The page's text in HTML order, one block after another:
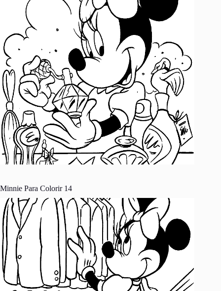
Minnie Para Colorir 14